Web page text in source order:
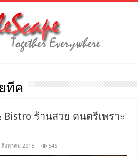
ทีค
Bistro ร้านสวย ดนตรีเพราะ
สิงหาคม 2015 546